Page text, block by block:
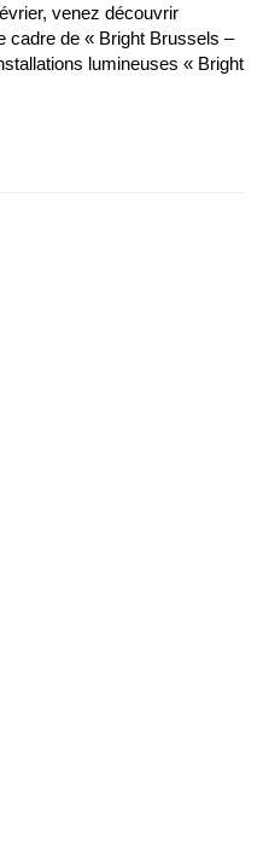
venez découvrir
cadre de « Bright Brussels –
lumineuses « Bright